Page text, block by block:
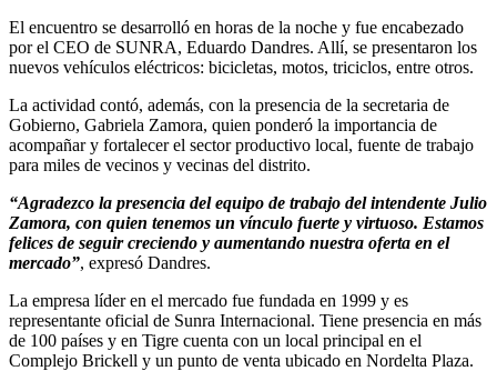
El encuentro se desarrolló en horas de la noche y fue encabezado
por el CEO de SUNRA, Eduardo Dandres. Allí, se presentaron los
nuevos vehículos eléctricos: bicicletas, motos, triciclos, entre otros.
La actividad contó, además, con la presencia de la secretaria de
Gobierno, Gabriela Zamora, quien ponderó la importancia de
acompañar y fortalecer el sector productivo local, fuente de trabajo
para miles de vecinos y vecinas del distrito.
“Agradezco la presencia del equipo de trabajo del intendente Julio
Zamora, con quien tenemos un vínculo fuerte y virtuoso. Estamos
felices de seguir creciendo y aumentando nuestra oferta en el
mercado”, expresó Dandres.
La empresa líder en el mercado fue fundada en 1999 y es
representante oficial de Sunra Internacional. Tiene presencia en más
de 100 países y en Tigre cuenta con un local principal en el
Complejo Brickell y un punto de venta ubicado en Nordelta Plaza.